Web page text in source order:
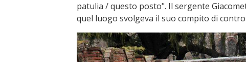
patulia / questo posto". Il sergente
quel luogo svolgeva il suo compito di